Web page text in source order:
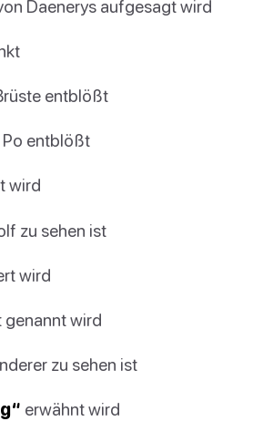
Daenerys aufgesagt wird
entblößt
Po entblößt
wird
zu sehen ist
wird
genannt wird
zu sehen ist
erwähnt wird